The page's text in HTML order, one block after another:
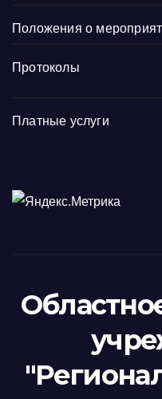
Положения о
Протоколы
Платные услуги